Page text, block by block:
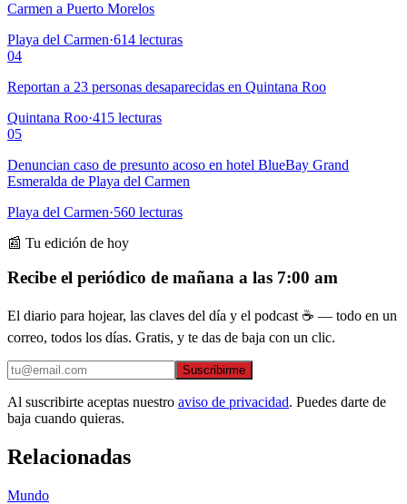
Carmen a Puerto Morelos
Playa del Carmen·614 lecturas
04
Reportan a 23 personas desaparecidas en Quintana Roo
Quintana Roo·415 lecturas
05
Denuncian caso de presunto acoso en hotel BlueBay Grand
Esmeralda de Playa del Carmen
Playa del Carmen·560 lecturas
📰 Tu edición de hoy
Recibe el periódico de mañana a las 7:00 am
El diario para hojear, las claves del día y el podcast ☕ — todo en un
correo, todos los días. Gratis, y te das de baja con un clic.
Suscribirme
Al suscribirte aceptas nuestro aviso de privacidad. Puedes darte de
baja cuando quieras.
Relacionadas
Mundo